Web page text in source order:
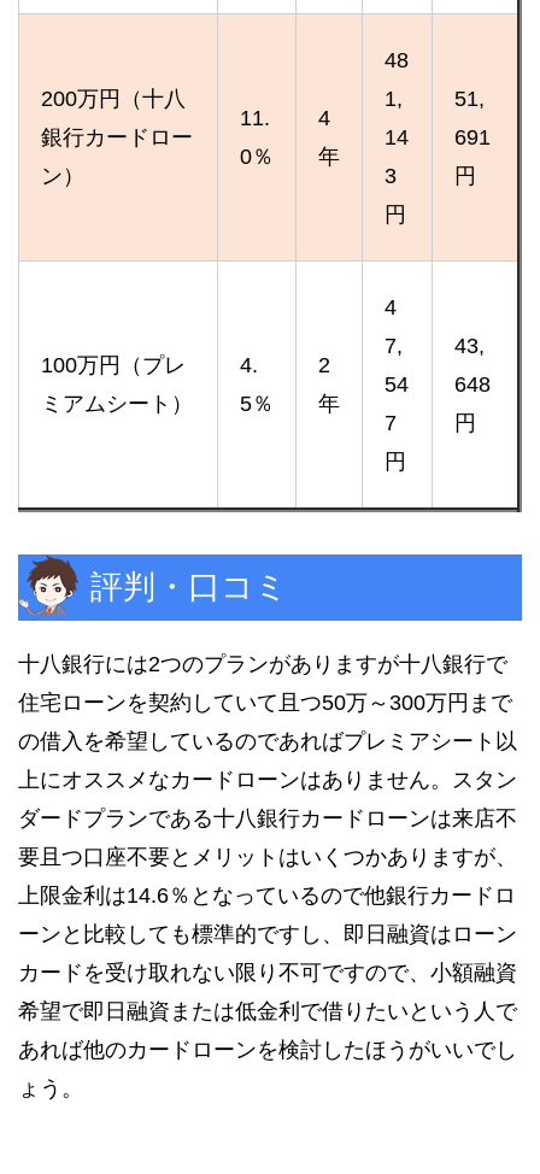
200万円（十八
銀行カードロー
ン）
11.
0％
4
年
48
1,
14
3
円
51,
691
円
100万円（プレ
ミアムシート）
4.
5％
2
年
4
7,
54
7
円
43,
648
円
評判・口コミ
十八銀行には2つのプランがありますが十八銀行で
住宅ローンを契約していて且つ50万～300万円まで
の借入を希望しているのであればプレミアシート以
上にオススメなカードローンはありません。スタン
ダードプランである十八銀行カードローンは来店不
要且つ口座不要とメリットはいくつかありますが、
上限金利は14.6％となっているので他銀行カードロ
ーンと比較しても標準的ですし、即日融資はローン
カードを受け取れない限り不可ですので、小額融資
希望で即日融資または低金利で借りたいという人で
あれば他のカードローンを検討したほうがいいでし
ょう。